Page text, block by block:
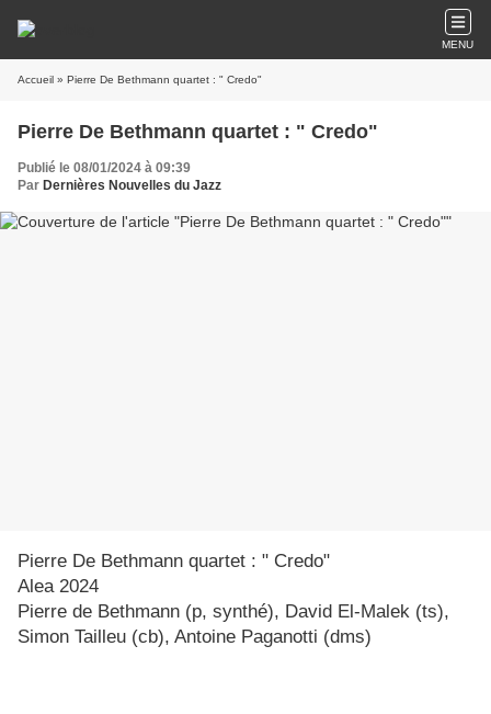
MENU
Accueil » Pierre De Bethmann quartet : " Credo"
Pierre De Bethmann quartet : " Credo"
Publié le 08/01/2024 à 09:39
Par Dernières Nouvelles du Jazz
Pierre De Bethmann quartet : " Credo"
Alea 2024
Pierre de Bethmann (p, synthé), David El-Malek (ts),
Simon Tailleu (cb), Antoine Paganotti (dms)